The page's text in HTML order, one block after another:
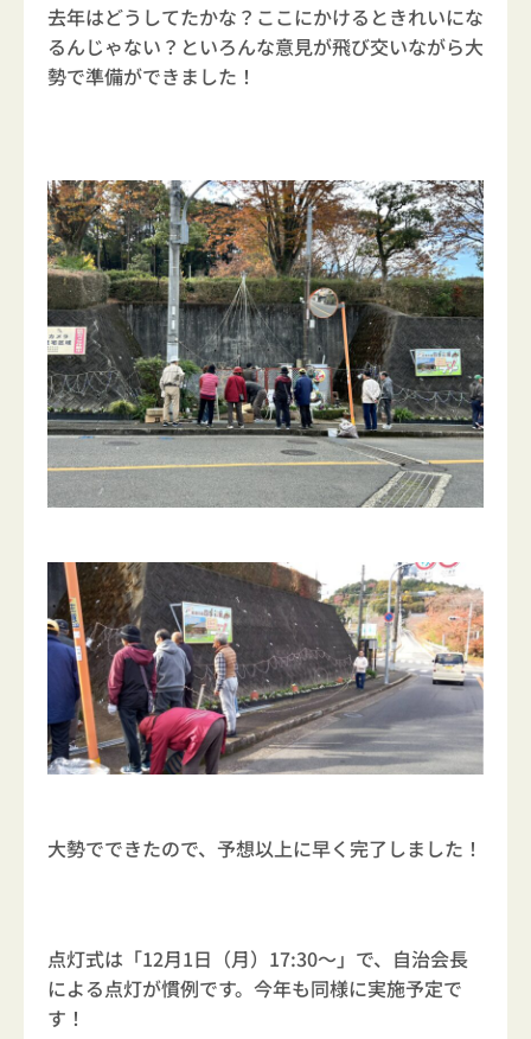
去年はどうしてたかな？ここにかけるときれいにな
るんじゃない？といろんな意見が飛び交いながら大
勢で準備ができました！
大勢でできたので、予想以上に早く完了しました！
点灯式は「12月1日（月）17:30～」で、自治会長
による点灯が慣例です。今年も同様に実施予定で
す！